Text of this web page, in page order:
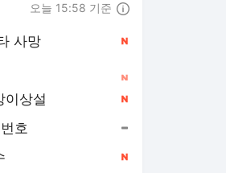
오늘 15:58 기준
사망
이상설
호